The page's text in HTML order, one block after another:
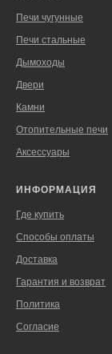
Печи чугунные
Печи стальные
Дымоходы
Двери
Камни
Отопительные печи
Аксессуары
ИНФОРМАЦИЯ
Где купить
Способы оплаты
Доставка
Гарантия и возврат
Политика
Согласие